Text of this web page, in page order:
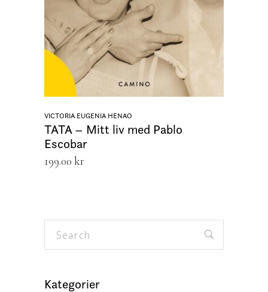
VICTORIA EUGENIA HENAO
TATA – Mitt liv med Pablo
Escobar
199.00 kr
Kategorier